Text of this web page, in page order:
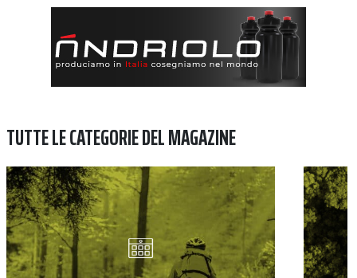
TUTTE LE CATEGORIE DEL MAGAZINE